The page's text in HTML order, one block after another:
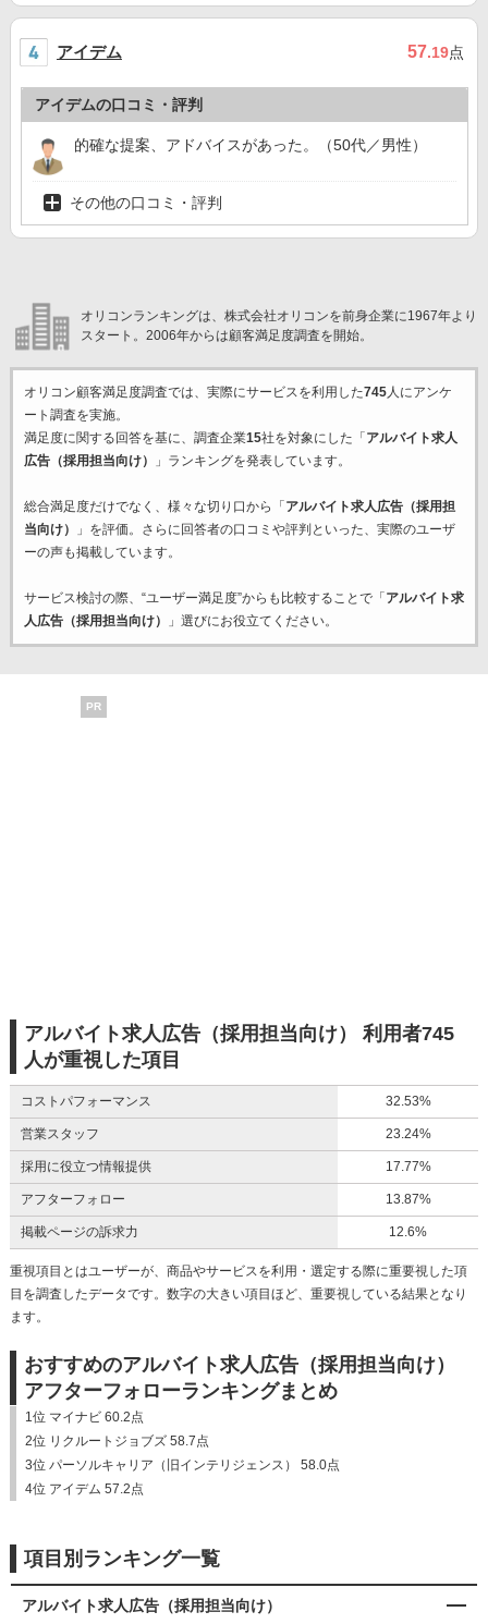
アイデム 57.19点
アイデムの口コミ・評判
的確な提案、アドバイスがあった。（50代／男性）
その他の口コミ・評判
オリコンランキングは、株式会社オリコンを前身企業に1967年より
スタート。2006年からは顧客満足度調査を開始。
オリコン顧客満足度調査では、実際にサービスを利用した745人にアンケ
ート調査を実施。
満足度に関する回答を基に、調査企業15社を対象にした「アルバイト求人
広告（採用担当向け）
」ランキングを発表しています。
総合満足度だけでなく、様々な切り口から「アルバイト求人広告（採用担
当向け）
」を評価。さらに回答者の口コミや評判といった、実際のユーザ
ーの声も掲載しています。
サービス検討の際、“ユーザー満足度”からも比較することで「アルバイト求
人広告（採用担当向け）
」選びにお役立てください。
PR
アルバイト求人広告（採用担当向け） 利用者745
人が重視した項目
コストパフォーマンス 32.53%
営業スタッフ 23.24%
採用に役立つ情報提供 17.77%
アフターフォロー 13.87%
掲載ページの訴求力 12.6%
重視項目とはユーザーが、商品やサービスを利用・選定する際に重要視した項
目を調査したデータです。数字の大きい項目ほど、重要視している結果となり
ます。
おすすめのアルバイト求人広告（採用担当向け）
アフターフォローランキングまとめ
1位 マイナビ 60.2点
2位 リクルートジョブズ 58.7点
3位 パーソルキャリア（旧インテリジェンス） 58.0点
4位 アイデム 57.2点
項目別ランキング一覧
アルバイト求人広告（採用担当向け）